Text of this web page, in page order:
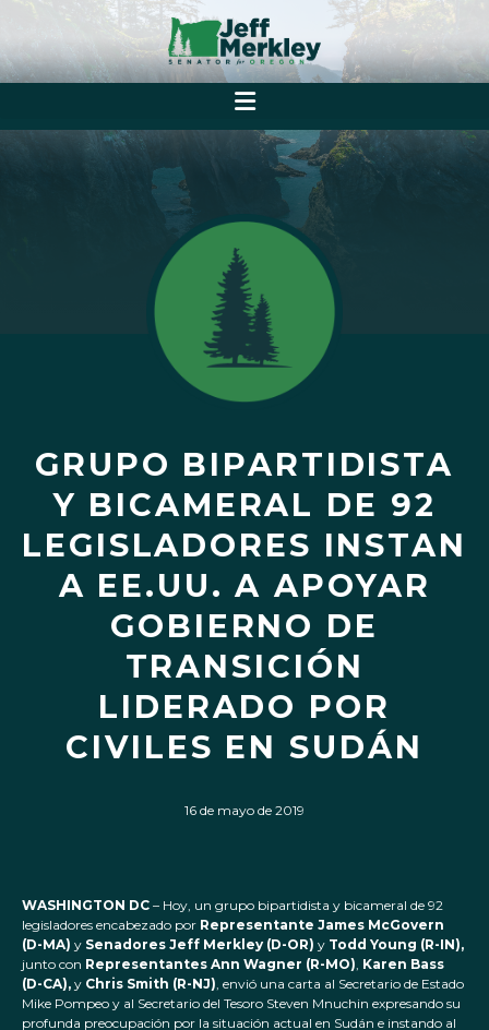
GRUPO BIPARTIDISTA
Y BICAMERAL DE 92
LEGISLADORES INSTAN
A EE.UU. A APOYAR
GOBIERNO DE
TRANSICIÓN
LIDERADO POR
CIVILES EN SUDÁN
16 de mayo de 2019
WASHINGTON DC – Hoy, un grupo bipartidista y bicameral de 92
legisladores encabezado por Representante James McGovern
(D-MA) y Senadores Jeff Merkley (D-OR) y Todd Young (R-IN),
junto con Representantes Ann Wagner (R-MO), Karen Bass
(D-CA), y Chris Smith (R-NJ), envió una carta al Secretario de Estado
Mike Pompeo y al Secretario del Tesoro Steven Mnuchin expresando su
profunda preocupación por la situación actual en Sudán e instando al